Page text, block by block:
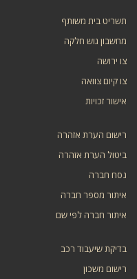
תשריט בית משותף
מחשבון גוש חלקה
צו ירושה
צו קיום צוואה
אישור זכויות
רישום הערת אזהרה
ביטול הערת אזהרה
נסח חברה
איתור מספר חברה
איתור חברה לפי שם
בדיקת שיעבוד רכב
רישום משכון